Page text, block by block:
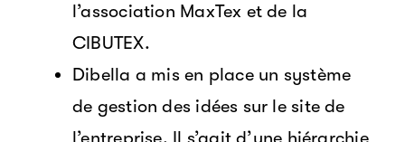
l’association MaxTex et de la
CIBUTEX.
Dibella a mis en place un système
de gestion des idées sur le site de